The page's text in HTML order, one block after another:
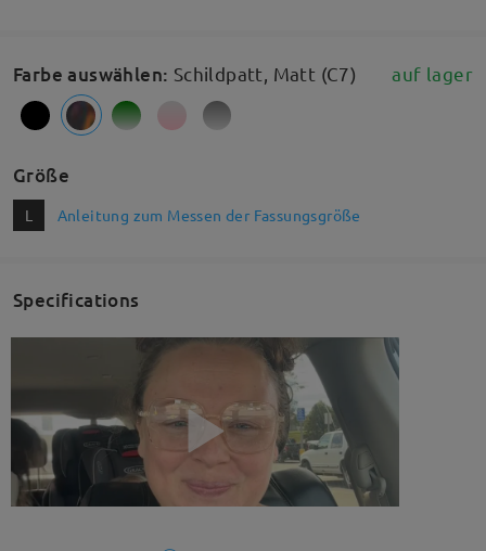
Farbe auswählen: Schildpatt, Matt (C7) auf lager
Größe
L Anleitung zum Messen der Fassungsgröße
Specifications